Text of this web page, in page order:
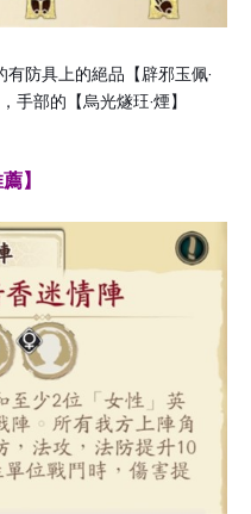
有防具上的絕品【辟邪玉佩·
手部的【烏光燧玨·煙】
】